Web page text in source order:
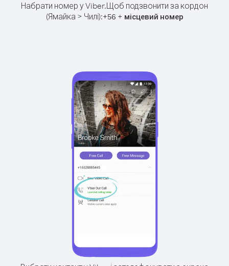
Набрати номер у Viber.Щоб подзвонити за кордон
(Ямайка > Чилі):+56 + місцевий номер